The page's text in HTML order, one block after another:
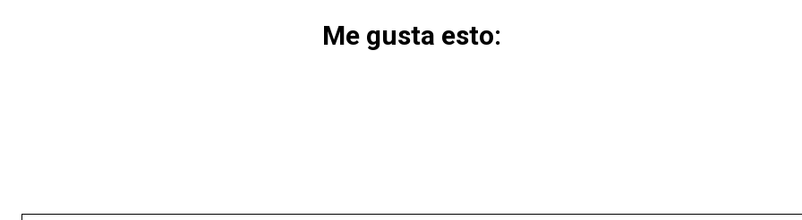
Me gusta esto: